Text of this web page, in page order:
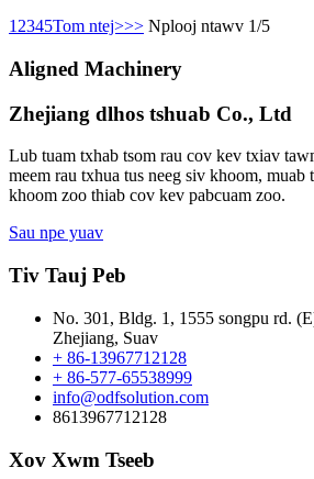
1 2345Tom ntej>>> Nplooj ntawv 1/5
Aligned Machinery
Zhejiang dlhos tshuab Co., Ltd
Lub tuam txhab tsom rau cov kev txiav
meem rau txhua tus neeg siv khoom, muab
khoom zoo thiab cov kev pabcuam zoo.
Sau npe yuav
Tiv Tauj Peb
No. 301, Bldg. 1, 1555 songpu rd.
Zhejiang, Suav
+ 86-13967712128
+ 86-577-65538999
info@odfsolution.com
8613967712128
Xov Xwm Tseeb